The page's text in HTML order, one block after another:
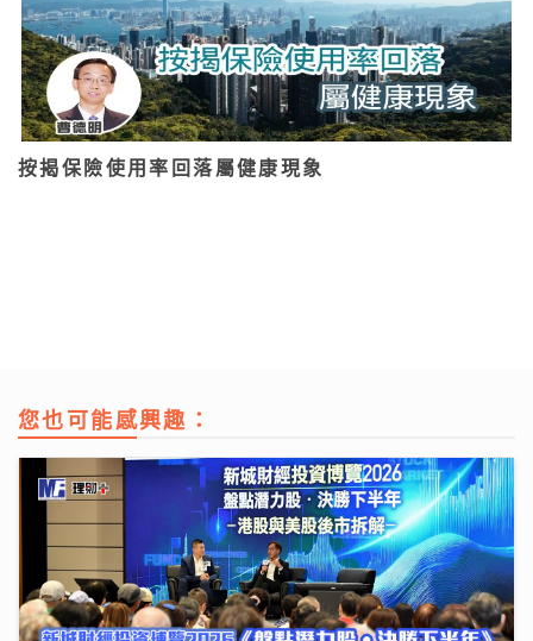
按揭保險使用率回落屬健康現象
您也可能感興趣：